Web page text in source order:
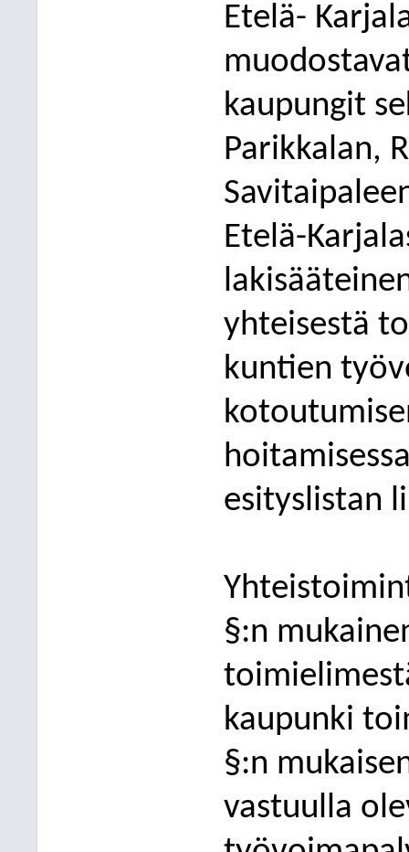
Etelä-
kaupungit
Parikkalan,
Etelä-
yhteisestä
kuntien
esityslistan
§:n
kaupunki
§:n
vastuulla